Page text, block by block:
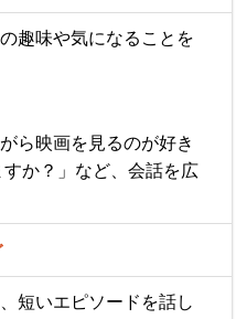
趣味や気になることを
ら映画を見るのが好き
か？」など、会話を広
短いエピソードを話し